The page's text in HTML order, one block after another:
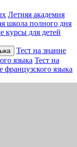
Летняя академия
школа полного дня
курсы для детей
Тест на знание
языка Тест на
французского языка